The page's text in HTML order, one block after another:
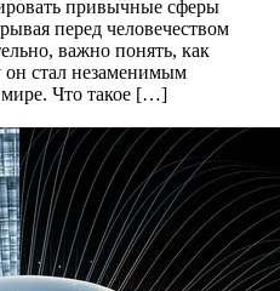
привычные сферы
перед человечеством
важно понять, как
стал незаменимым
Что такое […]